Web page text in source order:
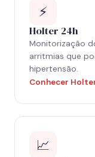
⚡
Holter 24h
Monitorização
arritmias que
hipertensão.
Conhecer
📈